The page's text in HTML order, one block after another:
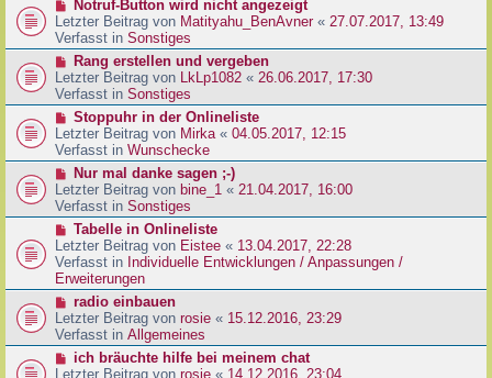
g
t
r
a
g
r
B
e
t
r
a
g
N
e
u
e
r
B
e
t
r
a
g
Notruf-Button wird nicht angezeigt
Letzter Beitrag von Matityahu_BenAvner« 27.07.2017, 13:49
Verfasst in Sonstiges
N
e
u
e
r
B
e
t
r
a
g
Rang erstellen und vergeben
Letzter Beitrag von LkLp1082 « 26.06.2017, 17:30
Verfasst in Sonstiges
N
e
u
e
r
B
e
t
r
a
g
Stoppuhr in der Onlineliste
Letzter Beitrag von Mirka« 04.05.2017, 12:15
Verfasst in Wunschecke
N
e
u
e
r
B
e
i
r
a
g
Nur mal danke sagen ;-)
Letzter Beitrag von bine_1 « 21.04.2017, 16:00
Verfasst in Sonstiges
N
e
u
e
r
B
e
i
Tabelle in Onlineliste
Letzter Beitrag von Eistee « 13.04.2017, 22:28
Verfasst in Individuelle Entwicklungen / Anpassungen /
Erweiterungen
N
e
u
e
r
radio einbauen
Letzter Beitrag von rosie « 15.12.2016, 23:29
Verfasst in Allgemeines
N
e
ich bräuchte hilfe bei meinem chat
Letzter Beitrag von rosie « 14.12.2016, 23:04